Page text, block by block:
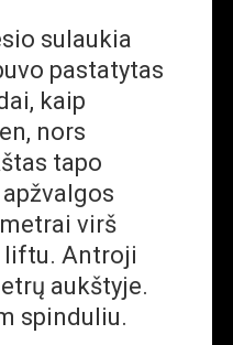
sulaukia
pastatytas
kaip
nors
tapo
virš
liftu. Antroji
aukštyje.
spinduliu.